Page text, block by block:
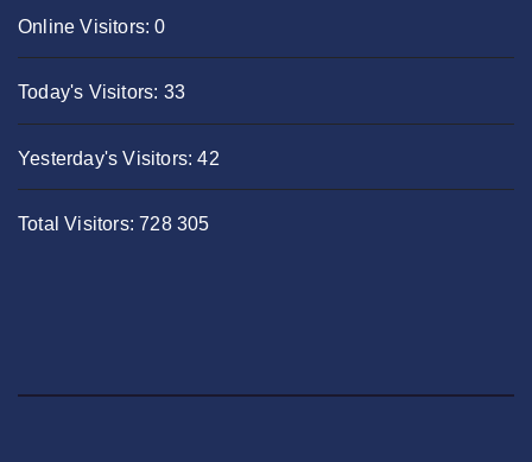
Online Visitors:0
Today's Visitors: 33
Yesterday's Visitors:42
Total Visitors:728 305